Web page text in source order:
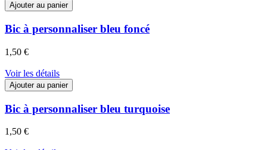
Ajouter au panier
Bic à personnaliser bleu foncé
1,50 €
Voir les détails
Ajouter au panier
Bic à personnaliser bleu turquoise
1,50 €